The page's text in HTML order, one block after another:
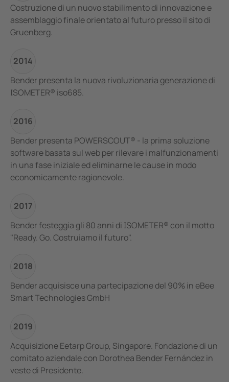
Costruzione di un nuovo stabilimento di innovazione e
assemblaggio finale orientato al futuro presso il sito di
Gruenberg.
2014
Bender presenta la nuova rivoluzionaria generazione di
ISOMETER® iso685.
2016
Bender presenta POWERSCOUT® - la prima soluzione
software basata sul web per rilevare i malfunzionamenti
in una fase iniziale ed eliminarne le cause in modo
economicamente ragionevole.
2017
Bender festeggia gli 80 anni di ISOMETER® con il motto
"Ready. Go. Costruiamo il futuro".
2018
Bender acquisisce una partecipazione del 90% in eBee
Smart Technologies GmbH
2019
Acquisizione Eetarp Group, Singapore. Fondazione di un
comitato aziendale con Dorothea Bender Fernández in
veste di Presidente.